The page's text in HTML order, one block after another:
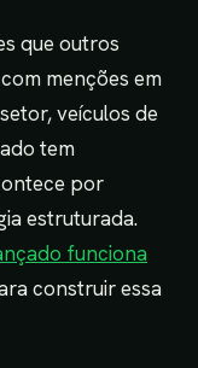
que outros
menções em
veículos de
tem
por
estruturada.
funciona
construir essa